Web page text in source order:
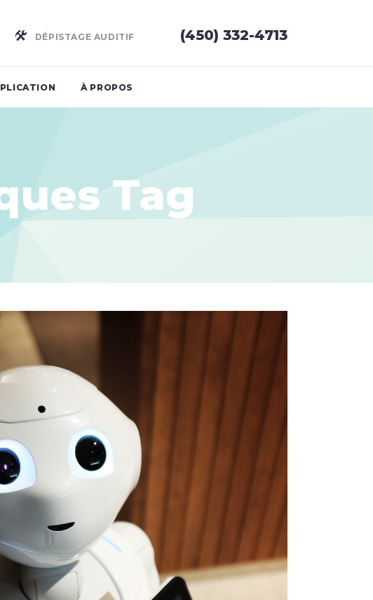
DÉPISTAGE AUDITIF (450) 332-4713
À PROPOS
Tag